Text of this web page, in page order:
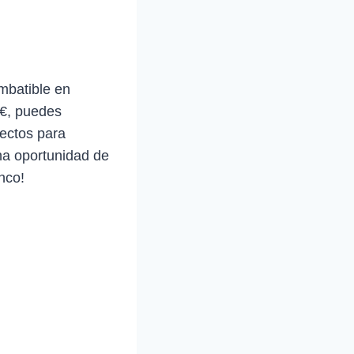
en
puedes
para
oportunidad de